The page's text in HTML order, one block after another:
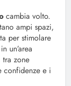
cambia volto.
ampi spazi,
per stimolare
un’area
tra zone
confidenze e i